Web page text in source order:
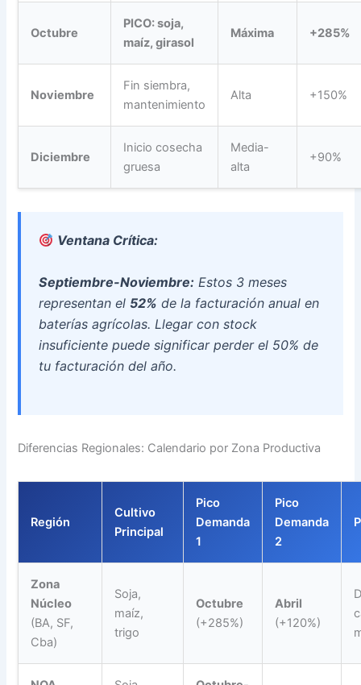
Octubre
PICO: soja,
maíz, girasol
Máxima +285%
Noviembre
Fin siembra,
mantenimiento
Alta +150%
Diciembre
Inicio cosecha
gruesa
Media-
alta
+90%
Ventana Crítica:
Septiembre-Noviembre: Estos 3 meses
representan el52% de la facturación anual en
baterías agrícolas. Llegar con stock
insuficiente puede significar perder el 50% de
tu facturación del año.
Diferencias Regionales: Calendario por Zona Productiva
Región
Cultivo
Principal
Pico
Demanda
1
Pico
Demanda
2
Zona
Núcleo
(BA, SF,
Cba)
Soja,
maíz,
trigo
Octubre
(+285%)
Abril
(+120%)